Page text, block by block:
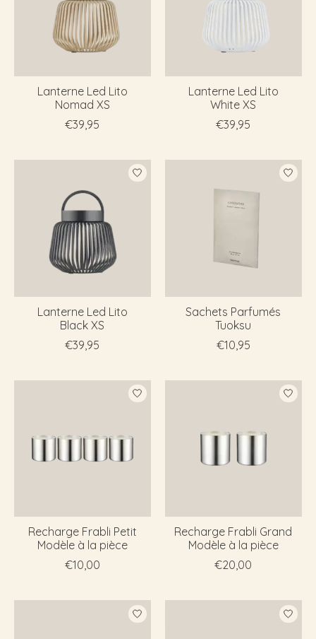
Lanterne Led Lito
Nomad XS
€39,95
Lanterne Led Lito
White XS
€39,95
Lanterne Led Lito
Black XS
€39,95
Sachets Parfumés
Tuoksu
€10,95
Recharge Frabli Petit
Modèle à la pièce
€10,00
Recharge Frabli Grand
Modèle à la pièce
€20,00